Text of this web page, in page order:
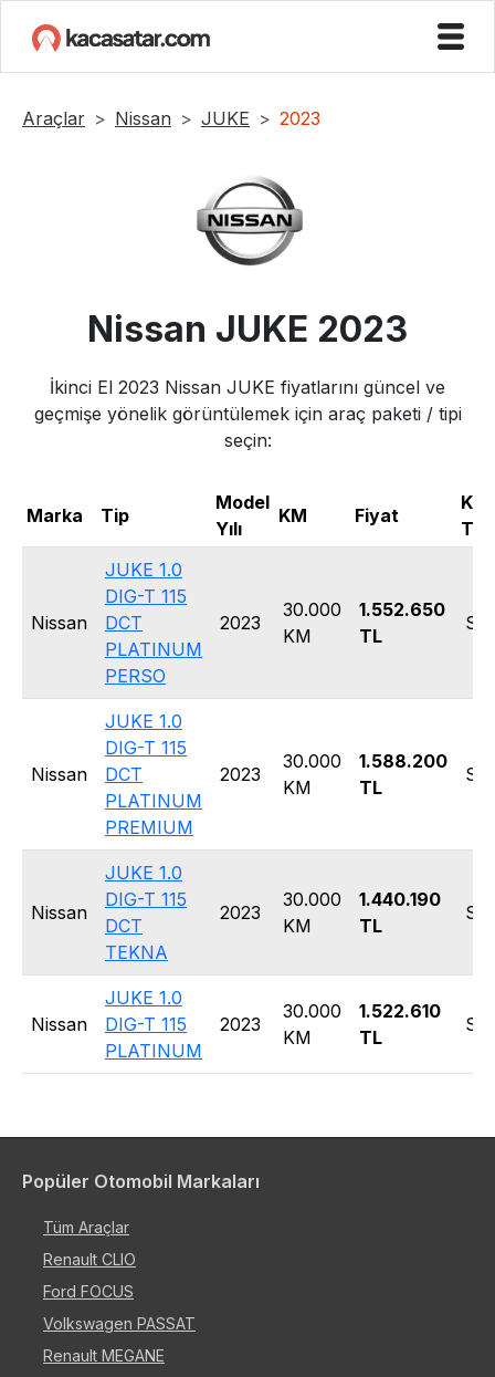
Araçlar Nissan JUKE 2023
Nissan JUKE 2023
İkinci El 2023 Nissan JUKE fiyatlarını güncel ve
geçmişe yönelik görüntülemek için araç paketi / tipi
seçin:
Marka Tip
Model
Yılı
KM Fiyat
Tipi
Nissan
JUKE 1.0
DIG-T 115
DCT
PLATINUM
PERSO
2023
30.000
KM
1.552.650
TL
Nissan
JUKE 1.0
DIG-T 115
DCT
PLATINUM
PREMIUM
2023
30.000
KM
1.588.200
TL
Nissan
JUKE 1.0
DIG-T 115
DCT
TEKNA
2023
30.000
KM
1.440.190
TL
Nissan
JUKE 1.0
DIG-T 115
PLATINUM
2023
30.000
KM
1.522.610
TL
Popüler Otomobil Markaları
Tüm Araçlar
Renault CLIO
Ford FOCUS
Volkswagen PASSAT
Renault MEGANE